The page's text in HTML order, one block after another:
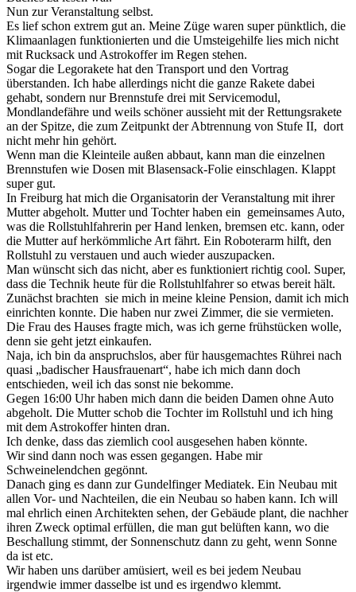
Nun zur Veranstaltung selbst.
Es lief schon extrem gut an. Meine Züge waren super pünktlich, die
Klimaanlagen funktionierten und die Umsteigehilfe lies mich nicht
mit Rucksack und Astrokoffer im Regen stehen.
Sogar die Legorakete hat den Transport und den Vortrag
überstanden. Ich habe allerdings nicht die ganze Rakete dabei
gehabt, sondern nur Brennstufe drei mit Servicemodul,
Mondlandefähre und weils schöner aussieht mit der Rettungsrakete
an der Spitze, die zum Zeitpunkt der Abtrennung von Stufe II, dort
nicht mehr hin gehört.
Wenn man die Kleinteile außen abbaut, kann man die einzelnen
Brennstufen wie Dosen mit Blasensack-Folie einschlagen. Klappt
super gut.
In Freiburg hat mich die Organisatorin der Veranstaltung mit ihrer
Mutter abgeholt. Mutter und Tochter haben ein gemeinsames Auto,
was die Rollstuhlfahrerin per Hand lenken, bremsen etc. kann, oder
die Mutter auf herkömmliche Art fährt. Ein Roboterarm hilft, den
Rollstuhl zu verstauen und auch wieder auszupacken.
Man wünscht sich das nicht, aber es funktioniert richtig cool. Super,
dass die Technik heute für die Rollstuhlfahrer so etwas bereit hält.
Zunächst brachten sie mich in meine kleine Pension, damit ich mich
einrichten konnte. Die haben nur zwei Zimmer, die sie vermieten.
Die Frau des Hauses fragte mich, was ich gerne frühstücken wolle,
denn sie geht jetzt einkaufen.
Naja, ich bin da anspruchslos, aber für hausgemachtes Rührei nach
quasi „badischer Hausfrauenart“, habe ich mich dann doch
entschieden, weil ich das sonst nie bekomme.
Gegen 16:00 Uhr haben mich dann die beiden Damen ohne Auto
abgeholt. Die Mutter schob die Tochter im Rollstuhl und ich hing
mit dem Astrokoffer hinten dran.
Ich denke, dass das ziemlich cool ausgesehen haben könnte.
Wir sind dann noch was essen gegangen. Habe mir
Schweinelendchen gegönnt.
Danach ging es dann zur Gundelfinger Mediatek. Ein Neubau mit
allen Vor- und Nachteilen, die ein Neubau so haben kann. Ich will
mal ehrlich einen Architekten sehen, der Gebäude plant, die nachher
ihren Zweck optimal erfüllen, die man gut belüften kann, wo die
Beschallung stimmt, der Sonnenschutz dann zu geht, wenn Sonne
da ist etc.
Wir haben uns darüber amüsiert, weil es bei jedem Neubau
irgendwie immer dasselbe ist und es irgendwo klemmt.